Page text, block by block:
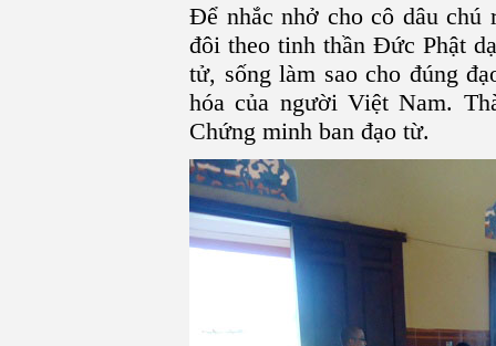
Để nhắc nhở cho cô dâu chú
đôi theo tinh thần Đức Phật
tử, sống làm sao cho đúng
hóa của người Việt Nam.
Chứng minh ban đạo từ.